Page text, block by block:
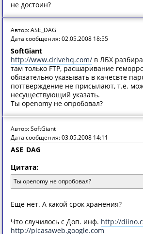
не достоин?
Автор: ASE_DAG
Дата сообщения: 02.05.2008 18:55
SoftGiant
http://www.drivehq.com/ в ЛБХ
там только FTP, расшаривание
обязательно указывать в качесвте
поттверждение не присылают, т.е.
несуществующий указать.
Ты openomy не опробовал?
Автор: SoftGiant
Дата сообщения: 03.05.2008 14:11
ASE_DAG
Цитата:
Ты openomy не опробовал?
Еще нет. А какой срок хранения?
Что случилось с Доп. инф. http://
http://picasaweb.google.com